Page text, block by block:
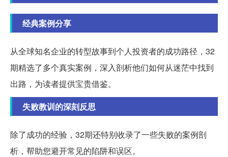
经典案例分享
从全球知名企业的转型故事到个人投资者的成功路径，32
期精选了多个真实案例，深入剖析他们如何从迷茫中找到
出路，为读者提供宝贵借鉴。
失败教训的深刻反思
除了成功的经验，32期还特别收录了一些失败的案例剖
析，帮助您避开常见的陷阱和误区。